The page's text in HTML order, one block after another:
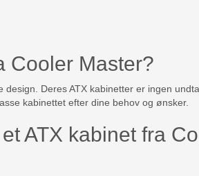
Cooler Master?
Deres ATX kabinetter er ingen
kabinettet efter dine behov og ønsker.
ATX kabinet fra